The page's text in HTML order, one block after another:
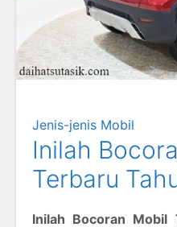
Jenis-jenis Mobil
Inilah
Terbaru
Inilah Bocoran Mobil